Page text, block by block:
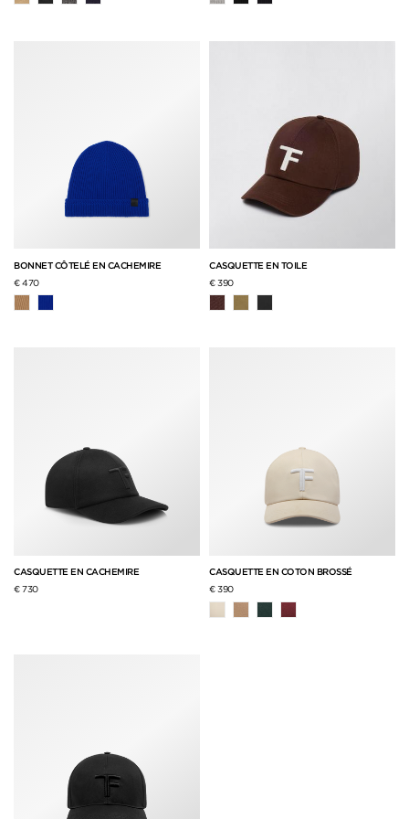
BONNET CÔTELÉ EN CACHEMIRE
€ 470
CASQUETTE EN TOILE
€ 390
CASQUETTE EN CACHEMIRE
€ 730
CASQUETTE EN COTON BROSSÉ
€ 390